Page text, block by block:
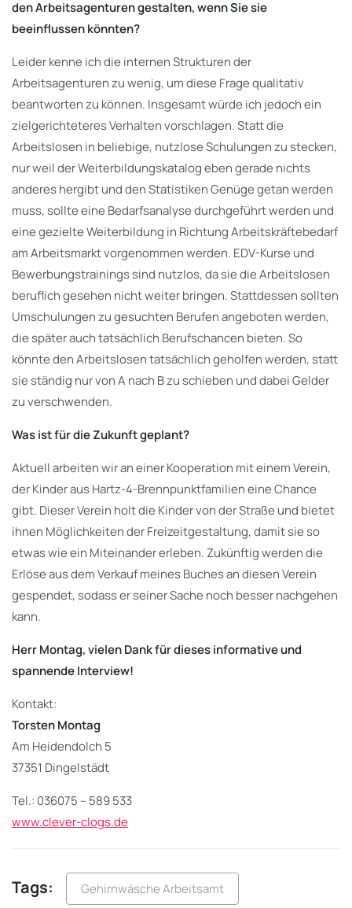
den Arbeitsagenturen gestalten, wenn Sie sie
beeinflussen könnten?
Leider kenne ich die internen Strukturen der
Arbeitsagenturen zu wenig, um diese Frage qualitativ
beantworten zu können. Insgesamt würde ich jedoch ein
zielgerichteteres Verhalten vorschlagen. Statt die
Arbeitslosen in beliebige, nutzlose Schulungen zu stecken,
nur weil der Weiterbildungskatalog eben gerade nichts
anderes hergibt und den Statistiken Genüge getan werden
muss, sollte eine Bedarfsanalyse durchgeführt werden und
eine gezielte Weiterbildung in Richtung Arbeitskräftebedarf
am Arbeitsmarkt vorgenommen werden. EDV-Kurse und
Bewerbungstrainings sind nutzlos, da sie die Arbeitslosen
beruflich gesehen nicht weiter bringen. Stattdessen sollten
Umschulungen zu gesuchten Berufen angeboten werden,
die später auch tatsächlich Berufschancen bieten. So
könnte den Arbeitslosen tatsächlich geholfen werden, statt
sie ständig nur von A nach B zu schieben und dabei Gelder
zu verschwenden.
Was ist für die Zukunft geplant?
Aktuell arbeiten wir an einer Kooperation mit einem Verein,
der Kinder aus Hartz-4-Brennpunktfamilien eine Chance
gibt. Dieser Verein holt die Kinder von der Straße und bietet
ihnen Möglichkeiten der Freizeitgestaltung, damit sie so
etwas wie ein Miteinander erleben. Zukünftig werden die
Erlöse aus dem Verkauf meines Buches an diesen Verein
gespendet, sodass er seiner Sache noch besser nachgehen
kann.
Herr Montag, vielen Dank für dieses informative und
spannende Interview!
Kontakt:
Torsten Montag
Am Heidendolch 5
37351 Dingelstädt
Tel.: 036075 – 589 533
www.clever-clogs.de
Tags: Gehirnwäsche Arbeitsamt